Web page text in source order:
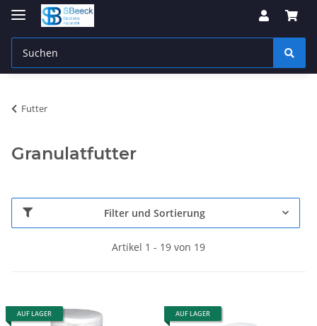
Futter
Granulatfutter
Filter und Sortierung
Artikel 1 - 19 von 19
AUF LAGER AUF LAGER